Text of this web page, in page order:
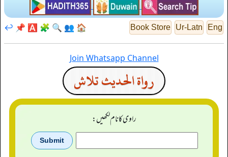
Eng
Ur-Latn
Book Store
🏠
👥
🔍
🧩
🅰️
📌
↩️
Join Whatsapp Channel
رواة الحديث تلاش
راوی کا نام لکھیں: